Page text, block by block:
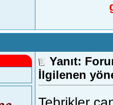
Yanıt:
İlgilenen